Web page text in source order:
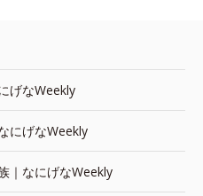
げなWeekly
にげなWeekly
｜なにげなWeekly